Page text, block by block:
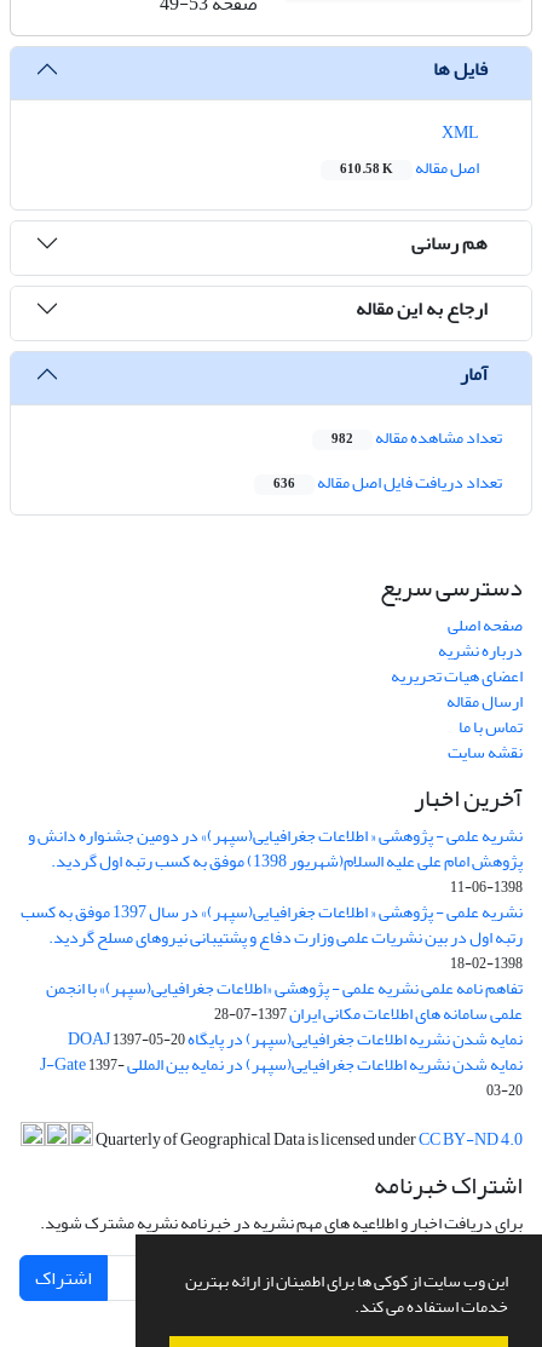
این وب سایت از کوکی ها برای اطمینان از ارائه بهترین
خدمات استفاده می کند.
فایل ها
اصل مقاله
610.58 K
هم رسانی
ارجاع به این مقاله
آمار
تعداد مشاهده مقاله 982
تعداد دریافت فایل اصل مقاله 636
دسترسی سریع
صفحه اصلی
درباره نشریه
اعضای هیات تحریریه
ارسال مقاله
تماس با ما
نقشه سایت
آخرین اخبار
نشریه علمی - پژوهشی « اطلاعات جغرافیایی(سپهر)» در دومین جشنواره دانش و
پژوهش امام علی علیه السلام(شهریور 1398) موفق به کسب رتبه اول گردید.
1398-06-11
نشریه علمی - پژوهشی « اطلاعات جغرافیایی(سپهر)» در سال 1397 موفق به کسب
رتبه اول در بین نشریات علمی وزارت دفاع و پشتیبانی نیروهای مسلح گردید.
1398-02-18
تفاهم نامه علمی نشریه علمی - پژوهشی «اطلاعات جغرافیایی(سپهر)» با انجمن
علمی سامانه های اطلاعات مکانی ایران1397-07-28
نمایه شدن نشریه اطلاعات جغرافیایی(سپهر) در پایگاه DOAJ1397-05-20
نمایه شدن نشریه اطلاعات جغرافیایی(سپهر) در نمایه بین المللی J-Gate1397-
03-20
Quarterly of Geographical Data is licensed underCC BY-ND 4.0
اشتراک خبرنامه
برای دریافت اخبار و اطلاعیه های مهم نشریه در خبرنامه نشریه مشترک شوید.
اشتراک